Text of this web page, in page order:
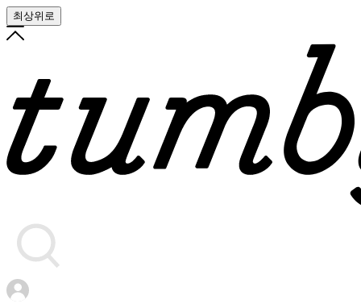
최상위로